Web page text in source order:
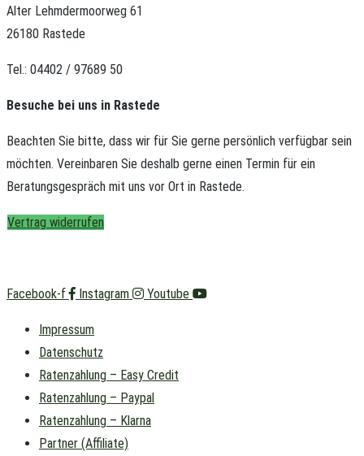
Alter Lehmdermoorweg 61
26180 Rastede
Tel.: 04402 / 97689 50
Besuche bei uns in Rastede
Beachten Sie bitte, dass wir für Sie gerne persönlich verfügbar sein
möchten. Vereinbaren Sie deshalb gerne einen Termin für ein
Beratungsgespräch mit uns vor Ort in Rastede.
Vertrag widerrufen
Facebook-f Instagram Youtube
Impressum
Datenschutz
Ratenzahlung – Easy Credit
Ratenzahlung – Paypal
Ratenzahlung – Klarna
Partner (Affiliate)